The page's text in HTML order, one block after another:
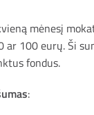
mėnesį
ar 100 eurų. Ši
fondus.
: